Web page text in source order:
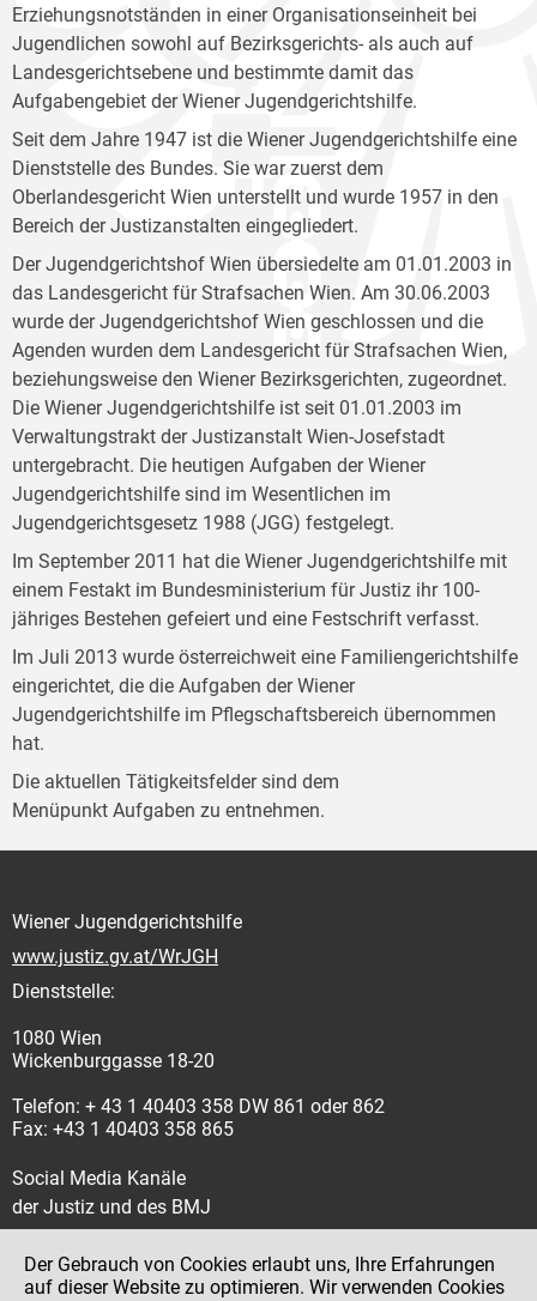
Erziehungsnotständen in einer Organisationseinheit bei
Jugendlichen sowohl auf Bezirksgerichts- als auch auf
Landesgerichtsebene und bestimmte damit das
Aufgabengebiet der Wiener Jugendgerichtshilfe.
Seit dem Jahre 1947 ist die Wiener Jugendgerichtshilfe eine
Dienststelle des Bundes. Sie war zuerst dem
Oberlandesgericht Wien unterstellt und wurde 1957 in den
Bereich der Justizanstalten eingegliedert.
Der Jugendgerichtshof Wien übersiedelte am 01.01.2003 in
das Landesgericht für Strafsachen Wien. Am 30.06.2003
wurde der Jugendgerichtshof Wien geschlossen und die
Agenden wurden dem Landesgericht für Strafsachen Wien,
beziehungsweise den Wiener Bezirksgerichten, zugeordnet.
Die Wiener Jugendgerichtshilfe ist seit 01.01.2003 im
Verwaltungstrakt der Justizanstalt Wien-Josefstadt
untergebracht. Die heutigen Aufgaben der Wiener
Jugendgerichtshilfe sind im Wesentlichen im
Jugendgerichtsgesetz 1988 (JGG) festgelegt.
Im September 2011 hat die Wiener Jugendgerichtshilfe mit
einem Festakt im Bundesministerium für Justiz ihr 100-
jähriges Bestehen gefeiert und eine Festschrift verfasst.
Im Juli 2013 wurde österreichweit eine Familiengerichtshilfe
eingerichtet, die die Aufgaben der Wiener
Jugendgerichtshilfe im Pflegschaftsbereich übernommen
hat.
Die aktuellen Tätigkeitsfelder sind dem
Menüpunkt Aufgaben zu entnehmen.
Wiener Jugendgerichtshilfe
www.justiz.gv.at/WrJGH
Dienststelle:
1080 Wien
Wickenburggasse 18-20
Telefon: + 43 1 40403 358 DW 861 oder 862
Fax: +43 1 40403 358 865
Social Media Kanäle
der Justiz und des BMJ
Der Gebrauch von Cookies erlaubt uns, Ihre Erfahrungen
auf dieser Website zu optimieren. Wir verwenden Cookies